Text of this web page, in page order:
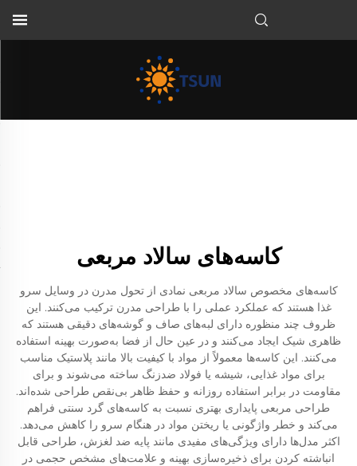
کاسه‌های سالاد مربعی
کاسه‌های مخصوص سالاد مربعی نمادی از تحول مدرن در وسایل سرو
غذا هستند که عملکرد عملی را با طراحی مدرن ترکیب می‌کنند. این
ظروف چند منظوره دارای لبه‌های صاف و گوشه‌های دقیقی هستند که
ظاهری شیک ایجاد می‌کنند و در عین حال از فضا به‌صورت بهینه استفاده
می‌کنند. این کاسه‌ها معمولاً از مواد با کیفیت بالا مانند پلاستیک مناسب
برای مواد غذایی، شیشه یا فولاد ضدزنگ ساخته می‌شوند و برای
مقاومت در برابر استفاده روزانه و حفظ ظاهر بی‌نقص طراحی شده‌اند.
طراحی مربعی پایداری بهتری نسبت به کاسه‌های گرد سنتی فراهم
می‌کند و خطر واژگونی یا ریختن مواد در هنگام سرو را کاهش می‌دهد.
اکثر مدل‌ها دارای ویژگی‌های مفیدی مانند پایه ضد لغزش، طراحی قابل
انباشته کردن برای ذخیره‌سازی بهینه و علامت‌های مشخص حجمی در